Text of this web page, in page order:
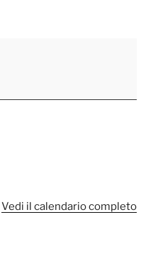
Vedi il calendario completo